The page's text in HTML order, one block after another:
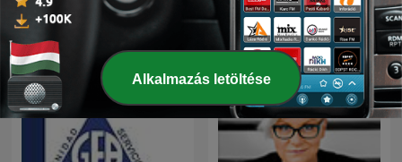
Nemzetközi podcastok
Alkalmazás letöltése